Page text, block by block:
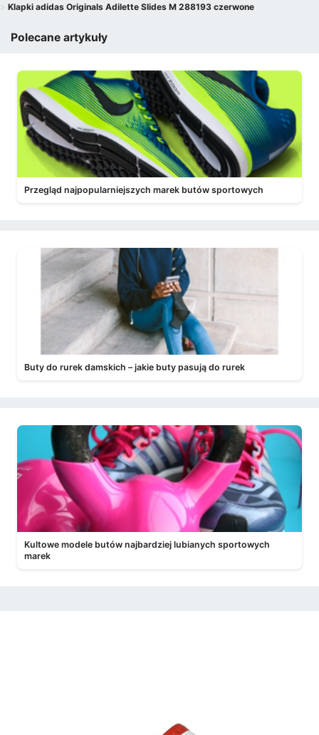
Klapki adidas Originals Adilette Slides M 288193 czerwone
Polecane artykuły
Przegląd najpopularniejszych marek butów sportowych
Buty do rurek damskich – jakie buty pasują do rurek
Kultowe modele butów najbardziej lubianych sportowych
marek